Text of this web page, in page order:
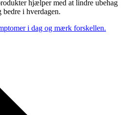
hjælper med at lindre ubehag
i hverdagen.
i dag og mærk forskellen.